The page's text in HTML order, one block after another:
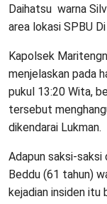
Daihatsu warna
area lokasi SPBU
Kapolsek
menjelaskan pada
pukul 13:20 Wita,
tersebut
dikendarai Lukman.
Adapun saksi-saksi
Beddu (61 tahun)
kejadian insiden itu